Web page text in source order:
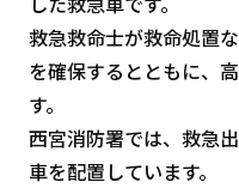
救急救命士が救命処置
を確保するとともに、
す。
西宮消防署では、救急
車を配置しています。